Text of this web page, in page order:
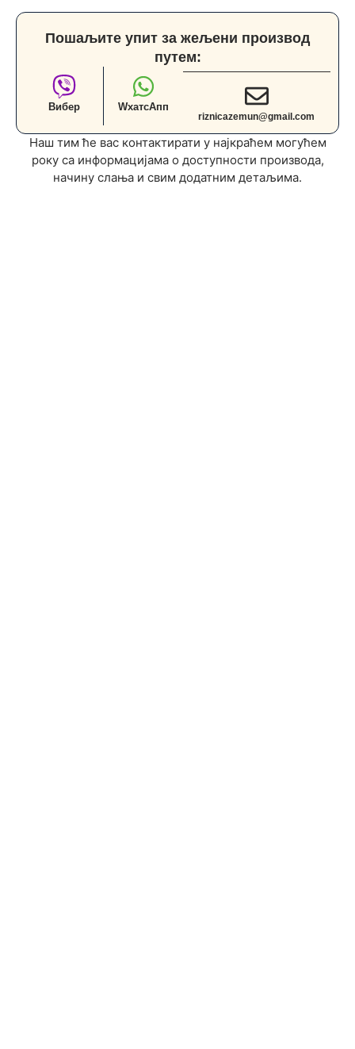
Пошаљите упит за жељени производ
путем:
Вибер WхатсАпп
riznicazemun@gmail.com
Наш тим ће вас контактирати у најкраћем могућем
року са информацијама о доступности производа,
начину слања и свим додатним детаљима.